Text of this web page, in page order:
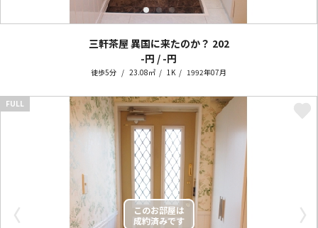
三軒茶屋 異国に来たのか？ 202
-円 / -円
徒歩5分 23.08㎡ 1K 1992年07月
〈 〉
FULL